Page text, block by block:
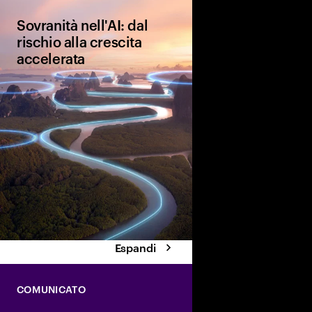
Sovranità nell'AI: dal
rischio alla crescita
accelerata
Espandi
COMUNICATO